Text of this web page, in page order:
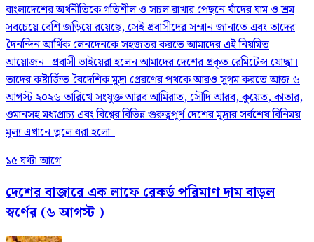
বাংলাদেশের অর্থনীতিকে গতিশীল ও সচল রাখার পেছনে যাঁদের ঘাম ও শ্রম
সবচেয়ে বেশি জড়িয়ে রয়েছে, সেই প্রবাসীদের সম্মান জানাতে এবং তাদের
দৈনন্দিন আর্থিক লেনদেনকে সহজতর করতে আমাদের এই নিয়মিত
আয়োজন। প্রবাসী ভাইয়েরা হলেন আমাদের দেশের প্রকৃত রেমিটেন্স যোদ্ধা।
তাদের কষ্টার্জিত বৈদেশিক মুদ্রা প্রেরণের পথকে আরও সুগম করতে আজ ৬
আগস্ট ২০২৬ তারিখে সংযুক্ত আরব আমিরাত, সৌদি আরব, কুয়েত, কাতার,
ওমানসহ মধ্যপ্রাচ্য এবং বিশ্বের বিভিন্ন গুরুত্বপূর্ণ দেশের মুদ্রার সর্বশেষ বিনিময়
মূল্য এখানে তুলে ধরা হলো।
১৫ ঘণ্টা আগে
দেশের বাজারে এক লাফে রেকর্ড পরিমাণ দাম বাড়ল
স্বর্ণের (৬ আগস্ট )